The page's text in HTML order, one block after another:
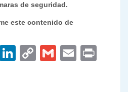
de seguridad.
este contenido de
T
Li
C
G
E